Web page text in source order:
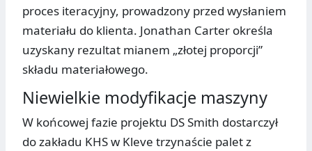
proces iteracyjny, prowadzony przed wysłaniem
materiału do klienta. Jonathan Carter określa
uzyskany rezultat mianem „złotej proporcji”
składu materiałowego.
Niewielkie modyfikacje maszyny
W końcowej fazie projektu DS Smith dostarczył
do zakładu KHS w Kleve trzynaście palet z